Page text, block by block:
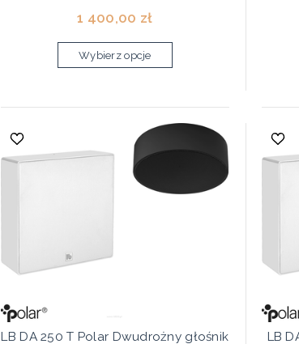
1 400,00 zł
Wybierz opcje
LB DA 250 T Polar Dwudrożny głośnik
LB